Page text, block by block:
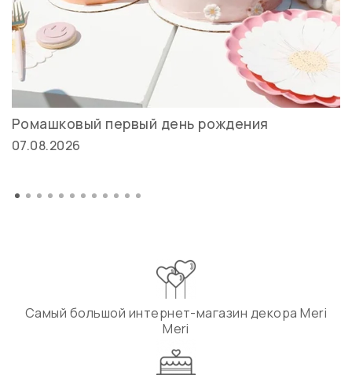
Ромашковый первый день рождения
07.08.2026
Самый большой интернет-магазин декора Meri
Meri